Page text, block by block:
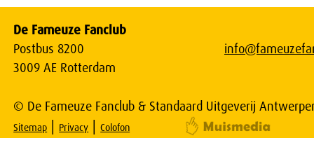
De Fameuze Fanclub
Postbus 8200
3009 AE Rotterdam
© De Fameuze Fanclub & Standaard Uitgeverij
Sitemap | Privacy |Colofon